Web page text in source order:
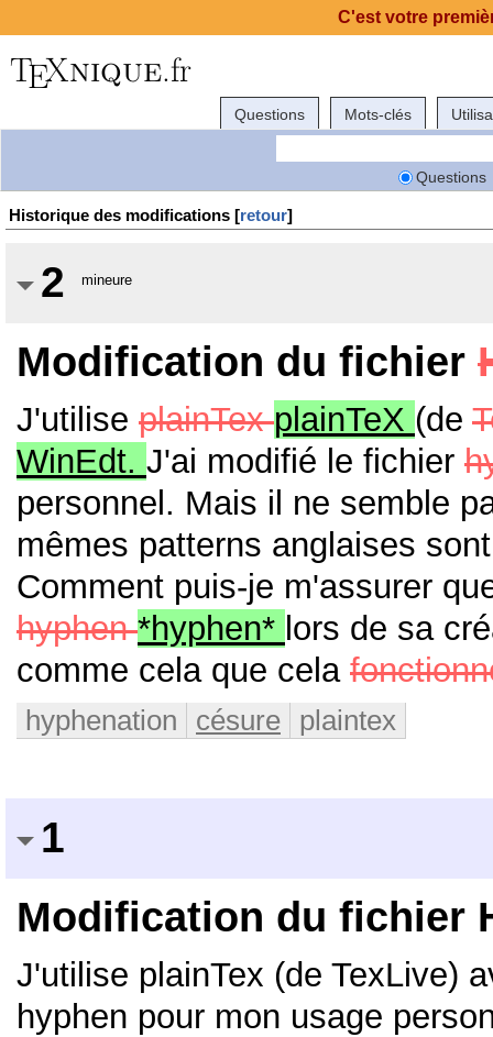
Questions Mots-clés
Questions
Historique des modifications [retour]
2 mineure
Modification du fichier
J'utilise plainTexplainTeX (de
WinEdt. J'ai modifié le fichier
personnel. Mais il ne semble
mêmes patterns anglaises
Comment puis-je m'assurer
hyphen*hyphen* lors de sa
comme cela que cela
hyphenation césure plaintex
1
Modification du fichier
J'utilise plainTex (de TexLive)
hyphen pour mon usage
C'est votre